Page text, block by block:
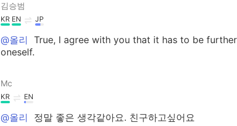
김승범
KR EN JP
@올리 True, I agree with you that it has to be
oneself.
Mc
KR EN
@올리 정말 좋은 생각같아요. 친구하고싶어요